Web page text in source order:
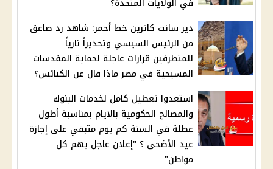
في الولايات المتحدة؟
دير سانت كاترين خط أحمر: شاهد رد صاعق
من الرئيس السيسي وتحذيراً نارياً
للمتطرفين قرارات عاجلة لحماية المقدسات
المسيحية في مصر ماذا قال عن الكنائس؟
استعدوا تعطيل كامل لخدمات البنوك
والمصالح الحكومية بالايام بمناسبة أطول
عطلة في السنة كم يوم متبقي على إجازة
عيد الأضحى ؟ "إعلان عاجل يهم كل
مواطن"